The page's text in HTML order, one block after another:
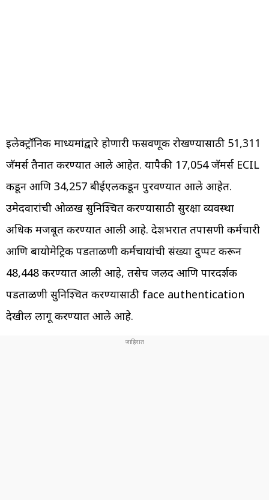
इलेक्ट्रॉनिक माध्यमांद्वारे होणारी फसवणूक रोखण्यासाठी 51,311
जॅमर्स तैनात करण्यात आले आहेत. यापैकी 17,054 जॅमर्स ECIL
कडून आणि 34,257 बीईएलकडून पुरवण्यात आले आहेत.
उमेदवारांची ओळख सुनिश्चित करण्यासाठी सुरक्षा व्यवस्था
अधिक मजबूत करण्यात आली आहे. देशभरात तपासणी कर्मचारी
आणि बायोमेट्रिक पडताळणी कर्मचाऱ्यांची संख्या दुप्पट करून
48,448 करण्यात आली आहे, तसेच जलद आणि पारदर्शक
पडताळणी सुनिश्चित करण्यासाठी face authentication
देखील लागू करण्यात आले आहे.